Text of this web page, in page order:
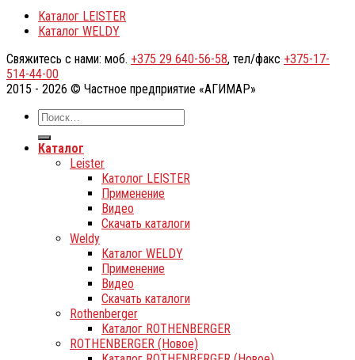
Каталог LEISTER
Каталог WELDY
Свяжитесь с нами: моб. +375 29 640-56-58, тел/факс +375-17-
514-44-00
2015 - 2026 © Частное предприятие «АГИМАР»
Каталог
Leister
Католог LEISTER
Применение
Видео
Скачать каталоги
Weldy
Каталог WELDY
Применение
Видео
Скачать каталоги
Rothenberger
Каталог ROTHENBERGER
ROTHENBERGER (Новое)